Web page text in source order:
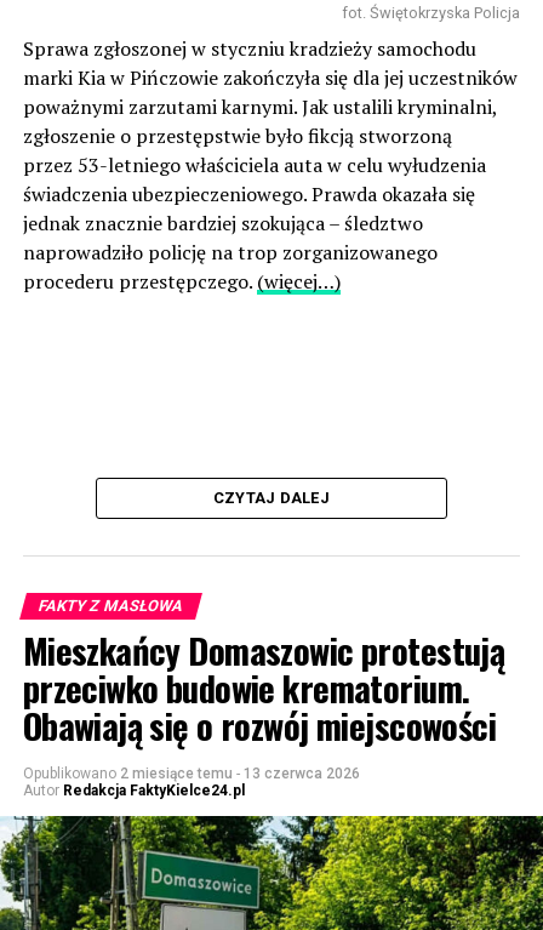
fot. Świętokrzyska Policja
Sprawa zgłoszonej w styczniu kradzieży samochodu
marki Kia w Pińczowie zakończyła się dla jej uczestników
poważnymi zarzutami karnymi. Jak ustalili kryminalni,
zgłoszenie o przestępstwie było fikcją stworzoną
przez 53-letniego właściciela auta w celu wyłudzenia
świadczenia ubezpieczeniowego. Prawda okazała się
jednak znacznie bardziej szokująca – śledztwo
naprowadziło policję na trop zorganizowanego
procederu przestępczego. (więcej…)
CZYTAJ DALEJ
FAKTY Z MASŁOWA
Mieszkańcy Domaszowic protestują
przeciwko budowie krematorium.
Obawiają się o rozwój miejscowości
Opublikowano 2 miesiące temu - 13 czerwca 2026
Autor Redakcja FaktyKielce24.pl